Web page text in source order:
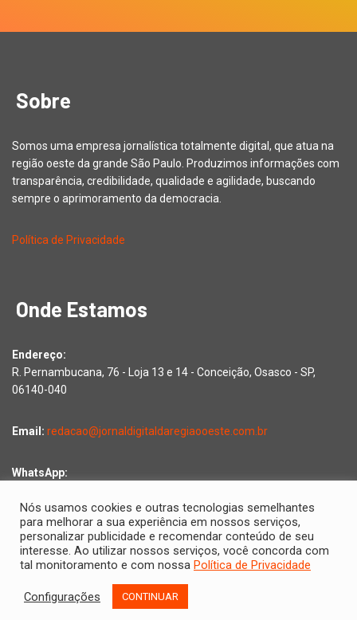
Sobre
Somos uma empresa jornalística totalmente digital, que atua na
região oeste da grande São Paulo. Produzimos informações com
transparência, credibilidade, qualidade e agilidade, buscando
sempre o aprimoramento da democracia.
Política de Privacidade
Onde Estamos
Endereço:
R. Pernambucana, 76 - Loja 13 e 14 - Conceição, Osasco - SP,
06140-040
Email: redacao@jornaldigitaldaregiaooeste.com.br
WhatsApp:
Copyright © 2026 Jornal Digital da Região Oeste | Desenvolvido
Nós usamos cookies e outras tecnologias semelhantes
para melhorar a sua experiência em nossos serviços,
personalizar publicidade e recomendar conteúdo de seu
interesse. Ao utilizar nossos serviços, você concorda com
tal monitoramento e com nossa Política de Privacidade
Configurações CONTINUAR